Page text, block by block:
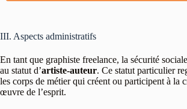
III. Aspects administratifs
En tant que graphiste freelance, la sécurité
au statut d’artiste-auteur. Ce statut particulier
les corps de métier qui créent ou participent à la
œuvre de l’esprit.